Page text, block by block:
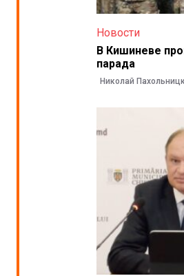
Новости
В Кишиневе
парада
Николай